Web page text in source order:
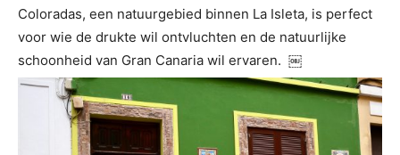
Coloradas, een natuurgebied binnen La Isleta, is perfect
voor wie de drukte wil ontvluchten en de natuurlijke
schoonheid van Gran Canaria wil ervaren. ￼